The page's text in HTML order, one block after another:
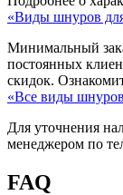
«Виды шнуров
Минимальный
постоянных
скидок.
«Все виды
Для уточнения
менеджером по
FAQ